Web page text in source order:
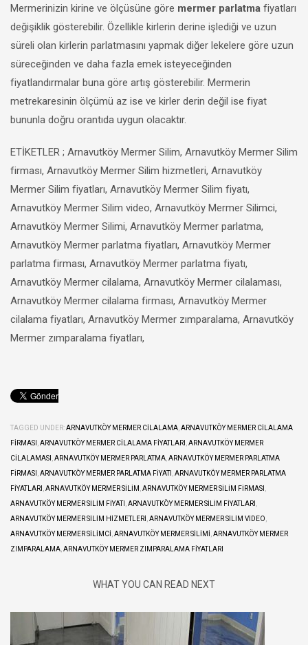
Mermerinizin kirine ve ölçüsüne göre mermer parlatma fiyatları
değişiklik gösterebilir. Özellikle kirlerin derine işlediği ve uzun
süreli olan kirlerin parlatmasını yapmak diğer lekelere göre uzun
süreceğinden ve daha fazla emek isteyeceğinden
fiyatlandırmalar buna göre artış gösterebilir. Mermerin
metrekaresinin ölçümü az ise ve kirler derin değil ise fiyat
bununla doğru orantıda uygun olacaktır.
ETİKETLER ; Arnavutköy Mermer Silim, Arnavutköy Mermer Silim
firması, Arnavutköy Mermer Silim hizmetleri, Arnavutköy
Mermer Silim fiyatları, Arnavutköy Mermer Silim fiyatı,
Arnavutköy Mermer Silim video, Arnavutköy Mermer Silimci,
Arnavutköy Mermer Silimi, Arnavutköy Mermer parlatma,
Arnavutköy Mermer parlatma fiyatları, Arnavutköy Mermer
parlatma firması, Arnavutköy Mermer parlatma fiyatı,
Arnavutköy Mermer cilalama, Arnavutköy Mermer cilalaması,
Arnavutköy Mermer cilalama firması, Arnavutköy Mermer
cilalama fiyatları, Arnavutköy Mermer zımparalama, Arnavutköy
Mermer zımparalama fiyatları,
TAGGED UNDER:ARNAVUTKÖY MERMER CILALAMA ARNAVUTKÖY MERMER CILALAMA
FIRMASI
ARNAVUTKÖY MERMER CILALAMA FIYATLARI
ARNAVUTKÖY MERMER
CILALAMASI
ARNAVUTKÖY MERMER PARLATMA ARNAVUTKÖY MERMER PARLATMA
FIRMASI
ARNAVUTKÖY MERMER PARLATMA FIYATI ARNAVUTKÖY MERMER PARLATMA
FIYATLARI
ARNAVUTKÖY MERMER SILIM ARNAVUTKÖY MERMER SILIM FIRMASI
ARNAVUTKÖY MERMER SILIM FIYATI ARNAVUTKÖY MERMER SILIM FIYATLARI
ARNAVUTKÖY MERMER SILIM HIZMETLERI ARNAVUTKÖY MERMER SILIM VIDEO
ARNAVUTKÖY MERMER SILIMCI ARNAVUTKÖY MERMER SILIMI ARNAVUTKÖY MERMER
ZIMPARALAMA ARNAVUTKÖY MERMER ZIMPARALAMA FIYATLARI
WHAT YOU CAN READ NEXT